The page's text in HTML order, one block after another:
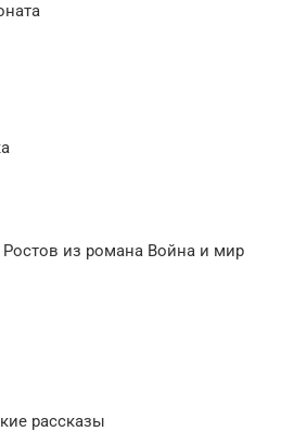
из романа Война и мир
рассказы